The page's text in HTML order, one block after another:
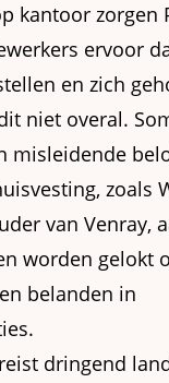
kantoor zorgen
ervoor
en zich
niet overal.
misleidende
zoals
van Venray,
worden gelokt
belanden in
dringend